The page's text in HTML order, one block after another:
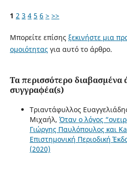
1 2 3 4 5 6 > >>
Μπορείτε επίσης ξεκινήστε μια
ομοιότηταςγια αυτό το άρθρο.
Τα περισσότερο διαβασμένα
συγγραφέα(s)
Τριαντάφυλλος
Μιχαήλ,Όταν ο λόγος
Γιώργης Παυλόπουλος και
Επιστημονική Περιοδική
(2020)